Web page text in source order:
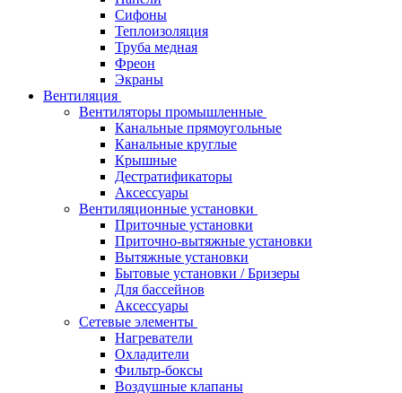
Сифоны
Теплоизоляция
Труба медная
Фреон
Экраны
Вентиляция
Вентиляторы промышленные
Канальные прямоугольные
Канальные круглые
Крышные
Дестратификаторы
Аксессуары
Вентиляционные установки
Приточные установки
Приточно-вытяжные установки
Вытяжные установки
Бытовые установки / Бризеры
Для бассейнов
Аксессуары
Сетевые элементы
Нагреватели
Охладители
Фильтр-боксы
Воздушные клапаны